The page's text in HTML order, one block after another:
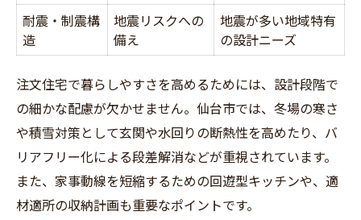
耐震・制震構
造
地震リスクへの
備え
地震が多い地域特有
の設計ニーズ
注文住宅で暮らしやすさを高めるためには、設計段階で
の細かな配慮が欠かせません。仙台市では、冬場の寒さ
や積雪対策として玄関や水回りの断熱性を高めたり、バ
リアフリー化による段差解消などが重視されています。
また、家事動線を短縮するための回遊型キッチンや、適
材適所の収納計画も重要なポイントです。